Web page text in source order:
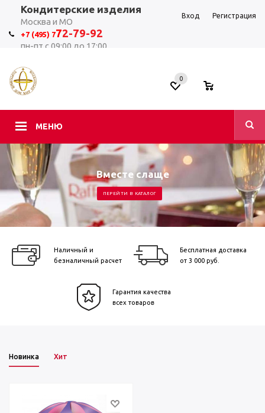
Кондитерские изделия
Москва и МО
+7 (495) 772-79-92
пн-пт с 09:00 до 17:00
Вход Регистрация
МЕНЮ
0
Вместе слаще
ПЕРЕЙТИ В КАТАЛОГ
Наличный и
безналичный расчет
Бесплатная доставка
от 3 000 руб.
Гарантия качества
всех товаров
Новинка Хит